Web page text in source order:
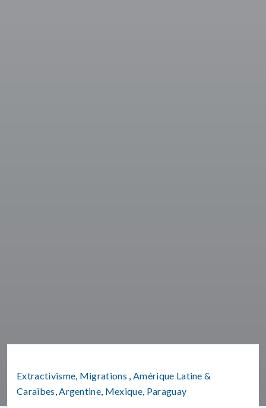
Extractivisme, Migrations , Amérique Latine &
Caraïbes,Argentine, Mexique, Paraguay